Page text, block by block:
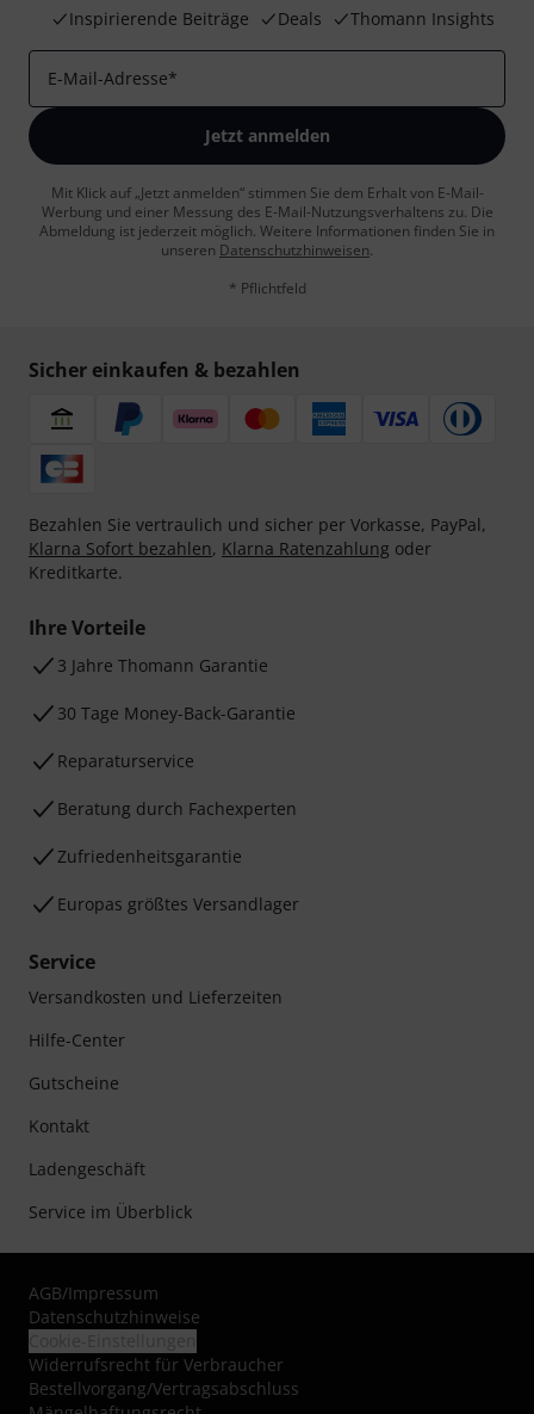
Inspirierende Beiträge
Deals Thomann Insights
E-Mail-Adresse*
Jetzt anmelden
Mit Klick auf „Jetzt anmelden“ stimmen Sie dem Erhalt von E-Mail-
Werbung und einer Messung des E-Mail-Nutzungsverhaltens zu. Die
Abmeldung ist jederzeit möglich. Weitere Informationen finden Sie in
unseren Datenschutzhinweisen.
* Pflichtfeld
Sicher einkaufen & bezahlen
Bezahlen Sie vertraulich und sicher per Vorkasse, PayPal,
Klarna Sofort bezahlen, Klarna Ratenzahlung oder
Kreditkarte.
Ihre Vorteile
3 Jahre Thomann Garantie
30 Tage Money-Back-Garantie
Reparaturservice
Beratung durch Fachexperten
Zufriedenheitsgarantie
Europas größtes Versandlager
Service
Versandkosten und Lieferzeiten
Hilfe-Center
Gutscheine
Kontakt
Ladengeschäft
Service im Überblick
AGB/Impressum
Datenschutzhinweise
Widerrufsrecht für Verbraucher
Bestellvorgang/Vertragsabschluss